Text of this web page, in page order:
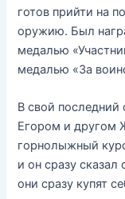
готов прийти на
оружию. Был
медалью
медалью «За
В свой
Егором и другом
горнолыжный
и он сразу
они сразу купят